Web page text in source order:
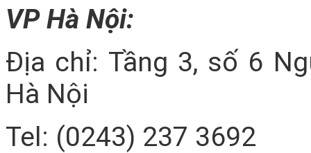
VP Hà Nội:
Địa chỉ: Tầng 3, số 6
Hà Nội
Tel: (0243) 237 3692